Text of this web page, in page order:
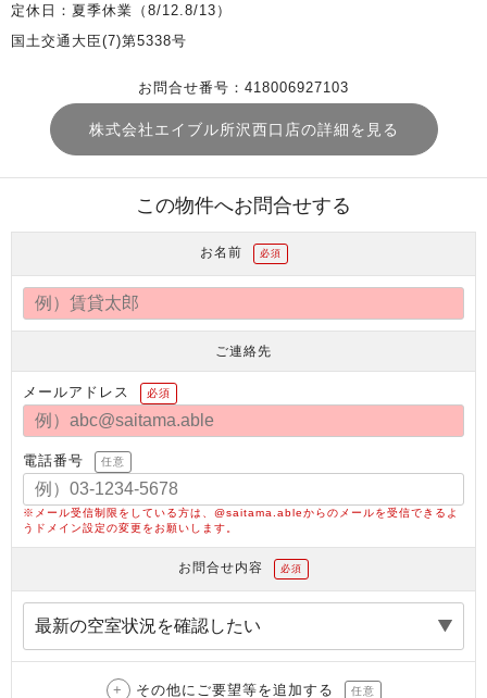
定休日：夏季休業（8/12.8/13）
国土交通大臣(7)第5338号
お問合せ番号：418006927103
株式会社エイブル所沢西口店の詳細を見る
この物件へお問合せする
お名前 必須
ご連絡先
メールアドレス 必須
電話番号 任意
※メール受信制限をしている方は、@saitama.ableからのメールを受信できるよ
うドメイン設定の変更をお願いします。
お問合せ内容 必須
その他にご要望等を追加する 任意